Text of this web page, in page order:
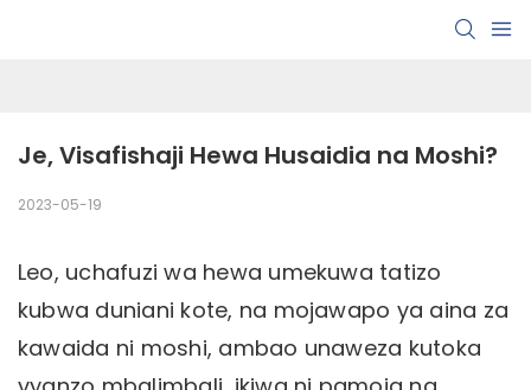
Je, Visafishaji Hewa Husaidia na Moshi?
2023-05-19
Leo, uchafuzi wa hewa umekuwa tatizo
kubwa duniani kote, na mojawapo ya aina za
kawaida ni moshi, ambao unaweza kutoka